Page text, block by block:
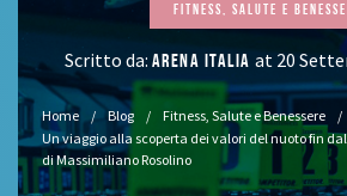
Fitness, Salute e
Scritto da: ARENA ITALIAat 20
Home Blog
Fitness, Salute e Benessere
Un viaggio alla scoperta dei valori del nuoto fin
di Massimiliano Rosolino